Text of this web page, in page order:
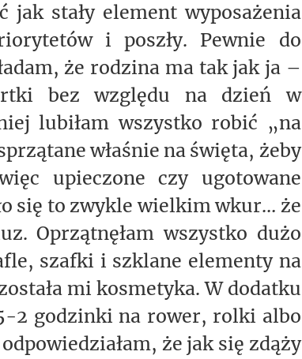
jak stały element wyposażenia
i poszły. Pewnie do
że rodzina ma tak jak ja –
bez względu na dzień w
lubiłam wszystko robić „na
właśnie na święta, żeby
upieczone czy ugotowane
się to zwykle wielkim wkur… że
Oprzątnęłam wszystko dużo
szafki i szklane elementy na
mi kosmetyka. W dodatku
2 godzinki na rower, rolki albo
że jak się zdąży